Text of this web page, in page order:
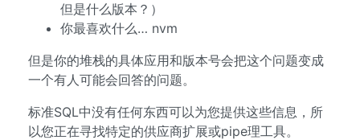
但是什么版本？）
你最喜欢什么… nvm
但是你的堆栈的具体应用和版本号会把这个问题变成
一个有人可能会回答的问题。
标准SQL中没有任何东西可以为您提供这些信息，所
以您正在寻找特定的供应商扩展或pipe理工具。